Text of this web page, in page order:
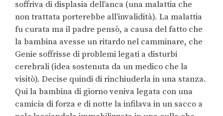
soffriva di displasia dell’anca (una malattia che
non trattata porterebbe all’invalidità). La malattia
fu curata ma il padre pensò, a causa del fatto che
la bambina avesse un ritardo nel camminare, che
Genie soffrisse di problemi legati a disturbi
cerebrali (idea sostenuta da un medico che la
visitò). Decise quindi di rinchiuderla in una stanza.
Qui la bambina di giorno veniva legata con una
camicia di forza e di notte la infilava in un sacco a